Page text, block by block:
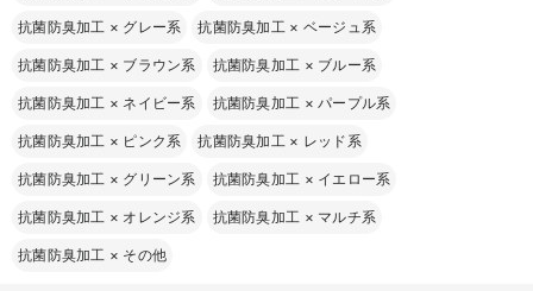
抗菌防臭加工 × グレー系 抗菌防臭加工 × ベージュ系
抗菌防臭加工 × ブラウン系 抗菌防臭加工 × ブルー系
抗菌防臭加工 × ネイビー系 抗菌防臭加工 ×パープル系
抗菌防臭加工 × ピンク系 抗菌防臭加工 × レッド系
抗菌防臭加工 × グリーン系 抗菌防臭加工 × イエロー系
抗菌防臭加工 × オレンジ系 抗菌防臭加工 × マルチ系
抗菌防臭加工 × その他